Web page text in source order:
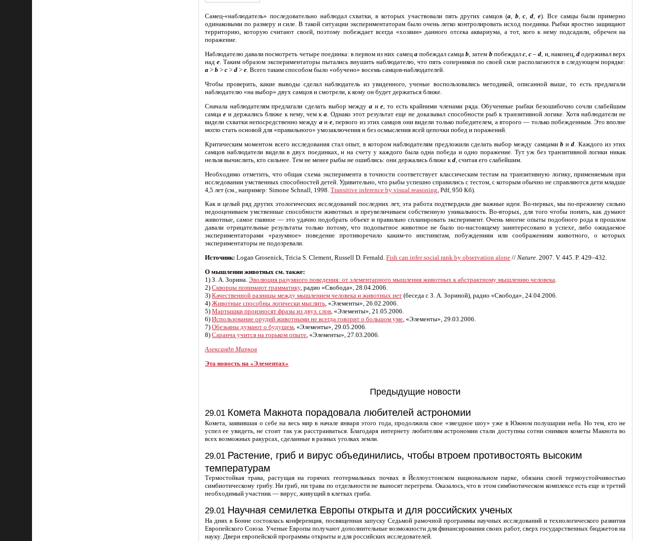
Самец-«наблюдатель» последовательно наблюдал схватки, в которых участвовали пять других самцов (a, b ,c ,d ,e). Все самцы были примерно
одинаковыми по размеру и силе. В такой ситуации экспериментаторам было очень легко контролировать исход поединка. Рыбки яростно защищают
территорию, которую считают своей, поэтому побеждает всегда «хозяин» данного отсека аквариума, а тот, кого к нему подсадили, обречен на
поражение.
Наблюдателю давали посмотреть четыре поединка: в первом из них самец апобеждал самцаb , затем b побеждал c,c –d , и, наконец, dодерживал верх
надe . Таким образом экспериментаторы пытались внушить наблюдателю, что пять соперников по своей силе располагаются в следующем порядке:
a >b >c >d >e . Всего таким способом было «обучено» восемь самцов-наблюдателей.
Чтобы проверить, какие выводы сделал наблюдатель из увиденного, ученые воспользовались методикой, описанной выше, то есть предлагали
наблюдателю «на выбор» двух самцов и смотрели, к кому он будет держаться ближе.
Сначала наблюдателям предлагали сделать выбор междуa иe , то есть крайними членами ряда. Обученные рыбки безошибочно сочли слабейшим
самцаe и держались ближе к нему, чем к а. Однако этот результат еще не доказывал способности рыб к транзитивной логике. Хотя наблюдатели не
видели схватки непосредственно между aи e, первого из этих самцов они видели только победителем, а второго — только побежденным. Это вполне
могло стать основой для «правильного» умозаключения и без осмысления всей цепочки побед и поражений.
Критическим моментом всего исследования стал опыт, в котором наблюдателям предложили сделать выбор между самцами b иd . Каждого из этих
самцов наблюдатели видели в двух поединках, и на счету у каждого была одна победа и одно поражение. Тут уж без транзитивной логики никак
нельзя вычислить, кто сильнее. Тем не менее рыбы не ошиблись: они держались ближе кd , считая его слабейшим.
Необходимо отметить, что общая схема эксперимента в точности соответствует классическим тестам на транзитивную логику, применяемым при
исследовании умственных способностей детей. Удивительно, что рыбы успешно справились с тестом, с которым обычно не справляются дети младше
4,5 лет (см., например: Simone Schnall, 1998.Transitive inference by visual reasoning , Pdf, 950 Кб).
Как и целый ряд других этологических исследований последних лет, эта работа подтвердила две важные идеи. Во-первых, мы по-прежнему сильно
недооцениваем умственные способности животных и преувеличиваем собственную уникальность. Во-вторых, для того чтобы понять, как думают
животные, самое главное — это удачно подобрать объект и правильно спланировать эксперимент. Очень многие опыты подобного рода в прошлом
давали отрицательные результаты только потому, что подопытное животное не было по-настоящему заинтересовано в успехе, либо ожидаемое
экспериментаторами «разумное» поведение противоречило каким-то инстинктам, побуждениям или соображениям животного, о которых
экспериментаторы не подозревали.
Источник: Logan Grosenick, Tricia S. Clement, Russell D. Fernald.Fish can infer social rank by observation alone //Nature. 2007. V. 445. P. 429–432.
О мышлении животных см. также:
1) З. А. Зорина.Эволюция разумного поведения: от элементарного мышления животных к абстрактному мышлению человека.
2)Скворцы понимают грамматику, радио «Свобода», 28.04.2006.
3)Качественной разницы между мышлением человека и животных нет (беседа с З. А. Зориной), радио «Свобода», 24.04.2006.
4)Животные способны логически мыслить, «Элементы», 26.02.2006.
5)Мартышки произносят фразы из двух слов, «Элементы», 21.05.2006.
6)Использование орудий животными не всегда говорит о большом уме, «Элементы», 29.03.2006.
7)Обезьяны думают о будущем, «Элементы», 29.05.2006.
8)Саранча учится на горьком опыте, «Элементы», 27.03.2006.
Александр Марков
Эта новость на «Элементах»
Предыдущие новости
29.01 Комета Макнота порадовала любителей астрономии
Комета, заявившая о себе на весь мир в начале января этого года, продолжила свое «звездное шоу» уже в Южном полушарии неба. Но тем, кто не
успел ее увидеть, не стоит так уж расстраиваться. Благодаря интернету любителям астрономии стали доступны сотни снимков кометы Макнота во
всех возможных ракурсах, сделанные в разных уголках земли.
29.01 Растение, гриб и вирус объединились, чтобы втроем противостоять высоким
температурам
Термостойкая трава, растущая на горячих геотермальных почвах в Йеллоустонском национальном парке, обязана своей термоустойчивостью
симбиотическому грибу. Ни гриб, ни трава по отдельности не выносят перегрева. Оказалось, что в этом симбиотическом комплексе есть еще и третий
необходимый участник — вирус, живущий в клетках гриба.
29.01 Научная семилетка Европы открыта и для российских ученых
На днях в Бонне состоялась конференция, посвященная запуску Седьмой рамочной программы научных исследований и технологического развития
Европейского Союза. Ученые Европы получают дополнительные возможности для финансирования своих работ, сверх государственных бюджетов на
науку. Двери европейской программы открыты и для российских исследователей.